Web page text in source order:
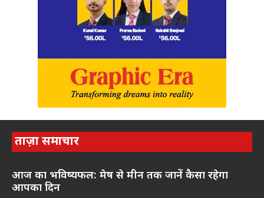
ताज़ा समाचार
आज का भविष्यफल: मेष से मीन तक जानें कैसा रहेगा
आपका दिन